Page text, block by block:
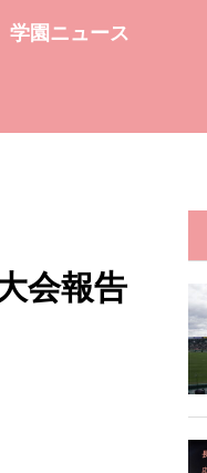
学園ニュース
会報告